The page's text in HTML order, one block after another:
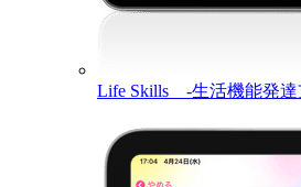
Life Skills -生活機能発達